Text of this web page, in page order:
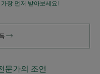
장 먼저 받아보세요!
문가의 조언